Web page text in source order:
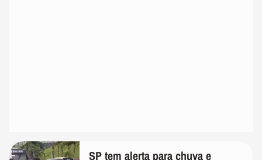
SP tem alerta para chuva e